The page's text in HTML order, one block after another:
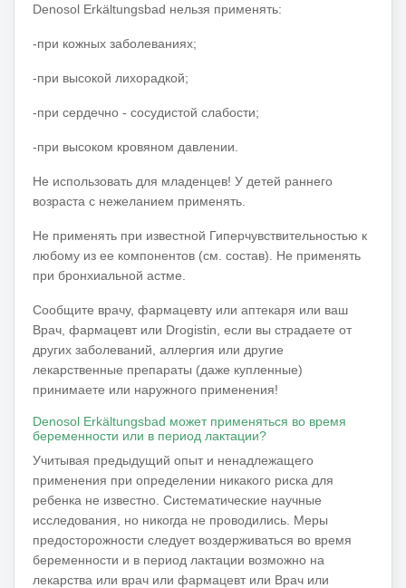
Denosol Erkältungsbad нельзя применять:
-при кожных заболеваниях;
-при высокой лихорадкой;
-при сердечно - сосудистой слабости;
-при высоком кровяном давлении.
Не использовать для младенцев! У детей раннего
возраста с нежеланием применять.
Не применять при известной Гиперчувствительностью к
любому из ее компонентов (см. состав). Не применять
при бронхиальной астме.
Сообщите врачу, фармацевту или аптекаря или ваш
Врач, фармацевт или Drogistin, если вы страдаете от
других заболеваний, аллергия или другие
лекарственные препараты (даже купленные)
принимаете или наружного применения!
Denosol Erkältungsbad может применяться во время
беременности или в период лактации?
Учитывая предыдущий опыт и ненадлежащего
применения при определении никакого риска для
ребенка не известно. Систематические научные
исследования, но никогда не проводились. Меры
предосторожности следует воздерживаться во время
беременности и в период лактации возможно на
лекарства или врач или фармацевт или Врач или